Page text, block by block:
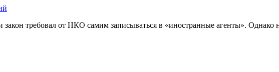
требовал от НКО самим записываться в «иностранные агенты». Однако